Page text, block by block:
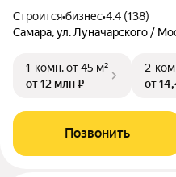
Строится•бизнес•4.4 (138)
Самара, ул. Луначарского /
1-комн.от 45 м²
от 12 млн ₽
2-
от
Позвонить